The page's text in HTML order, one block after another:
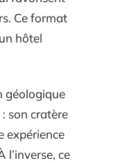
Ce format
hôtel
géologique
son cratère
expérience
l’inverse, ce